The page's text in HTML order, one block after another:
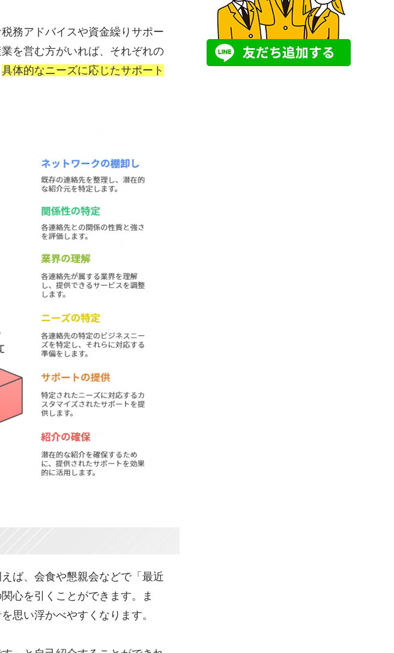
務アドバイスや資金繰りサポー
を営む方がいれば、それぞれの
具体的なニーズに応じたサポート
ば、会食や懇親会などで「最近
心を引くことができます。ま
思い浮かべやすくなります。